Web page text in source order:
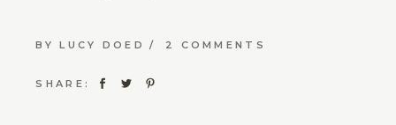
BY LUCY DOED 2 COMMENTS
SHARE: